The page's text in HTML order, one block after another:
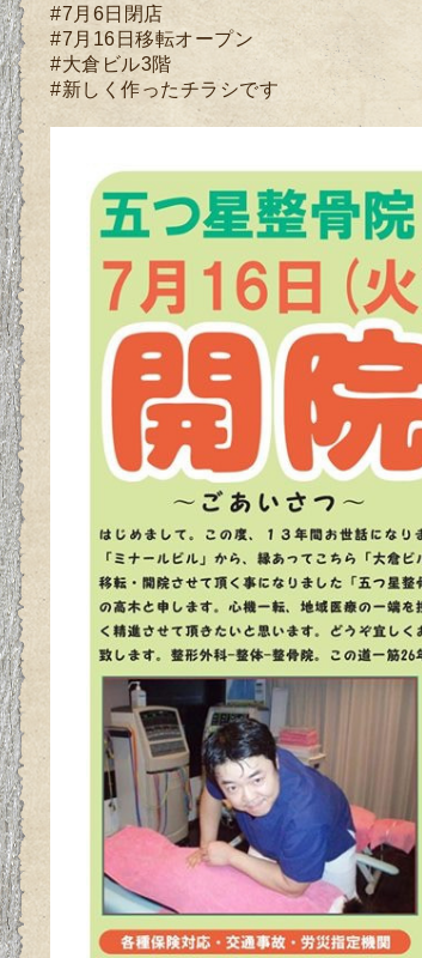
#7月6日閉店
#7月16日移転オープン
#大倉ビル3階
#新しく作ったチラシです